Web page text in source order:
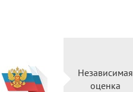
Независимая
оценка